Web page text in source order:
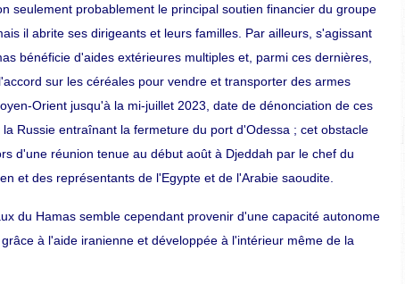
seulement probablement le principal soutien financier du groupe
il abrite ses dirigeants et leurs familles. Par ailleurs, s'agissant
bénéficie d'aides extérieures multiples et, parmi ces dernières,
sur les céréales pour vendre et transporter des armes
Orient jusqu'à la mi-juillet 2023, date de dénonciation de ces
Russie entraînant la fermeture du port d'Odessa ; cet obstacle
d'une réunion tenue au début août à Djeddah par le chef du
et des représentants de l'Egypte et de l'Arabie saoudite.
du Hamas semble cependant provenir d'une capacité autonome
à l'aide iranienne et développée à l'intérieur même de la